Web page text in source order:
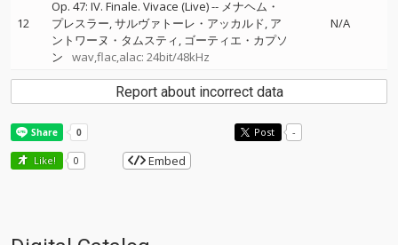
12
Op. 47: IV. Finale. Vivace (Live)-- メナヘム・
プレスラー サルヴァトーレ・アッカルド ア
ントワーヌ・タムスティ ゴーティエ・カプソ
ン
wav,flac,alac: 24bit/48kHz
N/A
Report about incorrect data
Post -
Like! 0 Embed